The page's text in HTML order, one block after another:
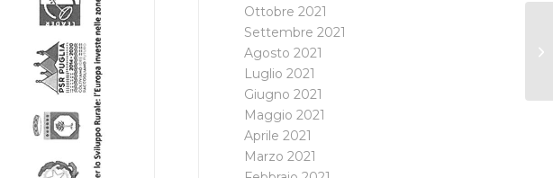
Ottobre 2021
Settembre 2021
Agosto 2021
Luglio 2021
Giugno 2021
Maggio 2021
Aprile 2021
Marzo 2021